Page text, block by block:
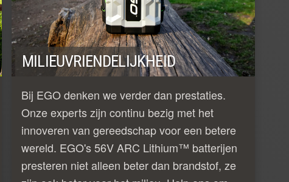
MILIEUVRIENDELIJKHEID
Bij EGO denken we verder dan prestaties.
Onze experts zijn continu bezig met het
innoveren van gereedschap voor een betere
wereld. EGO's 56V ARC Lithium™ batterijen
presteren niet alleen beter dan brandstof, ze